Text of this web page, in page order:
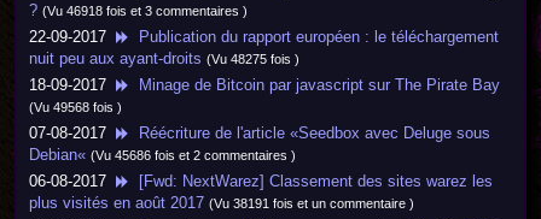
? (Vu 46918 fois et 3 commentaires )
22-09-2017
Publication du rapport européen : le téléchargement
nuit peu aux ayant-droits (Vu 48275 fois )
18-09-2017 Minage de Bitcoin par javascript sur The Pirate Bay
(Vu 49568 fois )
07-08-2017
Réécriture de l'article «Seedbox avec Deluge sous
Debian« (Vu 45686 fois et 2 commentaires )
06-08-2017
[Fwd: NextWarez] Classement des sites warez les
plus visités en août 2017 (Vu 38191 fois et un commentaire )